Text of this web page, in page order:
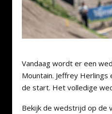
Vandaag wordt er een
Mountain. Jeffrey Herlings
de start. Het volledige
Bekijk de wedstrijd op de